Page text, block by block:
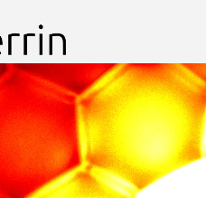
intégrés et artificiels